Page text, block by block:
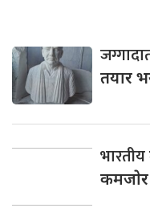
तयार
भारतीय
कमजाेर